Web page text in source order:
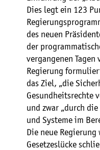
Dies legt ein 123
des neuen
der
vergangenen
Regierung
das Ziel, „die
Gesundheitsrechte
und zwar „durch die
und Systeme im
Die neue
Gesetzeslücke